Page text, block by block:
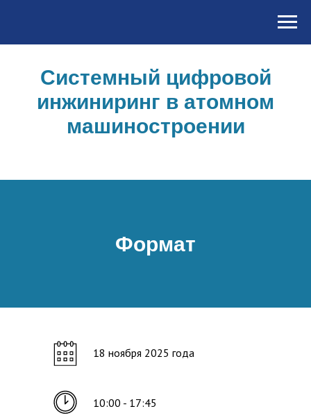
Системный цифровой
инжиниринг в атомном
машиностроении
Формат
18 ноября 2025 года
10:00 - 17:45